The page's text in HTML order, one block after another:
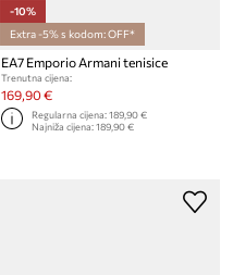
-10%
Extra -5% s kodom: OFF*
EA7 Emporio Armani tenisice
Trenutna cijena:
169,90 €
Regularna cijena:189,90 €
Najniža cijena:189,90 €